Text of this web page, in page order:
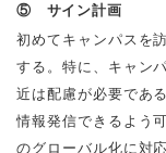
⑤ サイン計画
初めてキャンパスを
する。特に、キャン
近は配慮が必要であ
情報発信できるよう
のグローバル化に対